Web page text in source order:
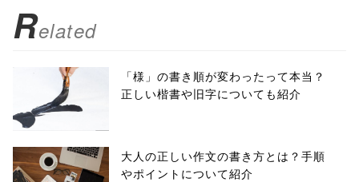
Related
「様」の書き順が変わったって本当？
正しい楷書や旧字についても紹介
大人の正しい作文の書き方とは？手順
やポイントについて紹介